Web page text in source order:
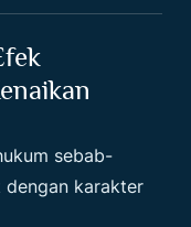
sebab-
karakter